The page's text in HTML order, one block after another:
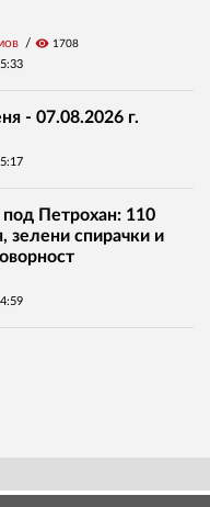
visibility 1708
- 07.08.2026 г.
Петрохан: 110
зелени спирачки и